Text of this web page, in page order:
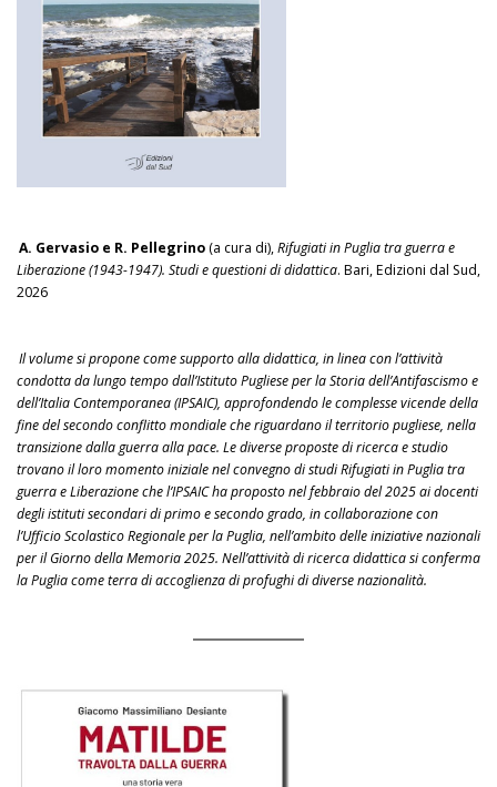
A. Gervasio e R. Pellegrino (a cura di),Rifugiati in Puglia tra guerra e
Liberazione (1943-1947). Studi e questioni di didattica. Bari, Edizioni dal Sud,
2026
Il volume si propone come supporto alla didattica, in linea con l’attività
condotta da lungo tempo dall’Istituto Pugliese per la Storia dell’Antifascismo e
dell’Italia Contemporanea (IPSAIC), approfondendo le complesse vicende della
fine del secondo conflitto mondiale che riguardano il territorio pugliese, nella
transizione dalla guerra alla pace. Le diverse proposte di ricerca e studio
trovano il loro momento iniziale nel convegno di studi Rifugiati in Puglia tra
guerra e Liberazione che l’IPSAIC ha proposto nel febbraio del 2025 ai docenti
degli istituti secondari di primo e secondo grado, in collaborazione con
l’Ufficio Scolastico Regionale per la Puglia, nell’ambito delle iniziative nazionali
per il Giorno della Memoria 2025. Nell’attività di ricerca didattica si conferma
la Puglia come terra di accoglienza di profughi di diverse nazionalità.